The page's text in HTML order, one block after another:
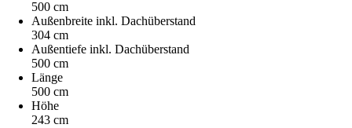
500 cm
Außenbreite inkl. Dachüberstand
304 cm
Außentiefe inkl. Dachüberstand
500 cm
Länge
500 cm
Höhe
243 cm